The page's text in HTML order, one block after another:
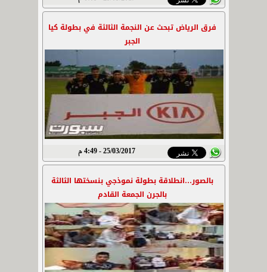
فرق الرياض تبحث عن النجمة الثالثة في بطولة كيا
الجبر
25/03/2017 - 4:49 م
بالصور…انطلاقة بطولة نموذجي بنسختها الثالثة
بالجرن الجمعة القادم